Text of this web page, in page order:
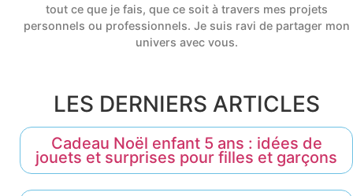
tout ce que je fais, que ce soit à travers mes projets
personnels ou professionnels. Je suis ravi de partager mon
univers avec vous.
LES DERNIERS ARTICLES
Cadeau Noël enfant 5 ans : idées de
jouets et surprises pour filles et garçons